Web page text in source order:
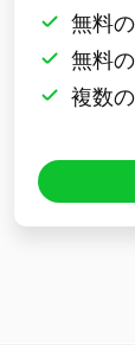
無料
無料
複数